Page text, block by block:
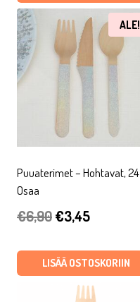
€15,90.€4,77.
ALE!
Puuaterimet – Hohtavat, 24
Osaa
€6,90Alkuperäinen
oli:
€6,90.
€3,45Nykyinen
on:
€3,45.
LISÄÄ OSTOSKORIIN